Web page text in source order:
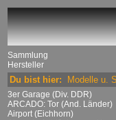
Sammlung
Hersteller
Du bist hier: Modelle u.
3er Garage (Div. DDR)
ARCADO: Tor (And. Länder)
Airport (Eichhorn)